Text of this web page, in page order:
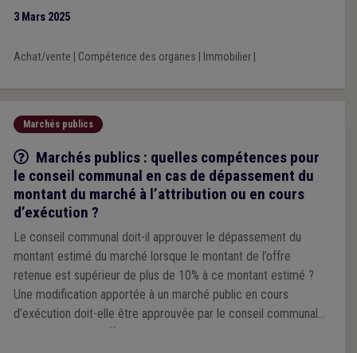
3 Mars 2025
Achat/vente Compétence des organes Immobilier|
Marchés publics
Q/R
Marchés publics : quelles compétences pour
le conseil communal en cas de dépassement du
montant du marché à l’attribution ou en cours
d’exécution ?
Le conseil communal doit-il approuver le dépassement du
montant estimé du marché lorsque le montant de l’offre
retenue est supérieur de plus de 10% à ce montant estimé ?
Une modification apportée à un marché public en cours
d’exécution doit-elle être approuvée par le conseil communal
lorsqu’elle a pour effet d’augmenter la valeur initiale du marché